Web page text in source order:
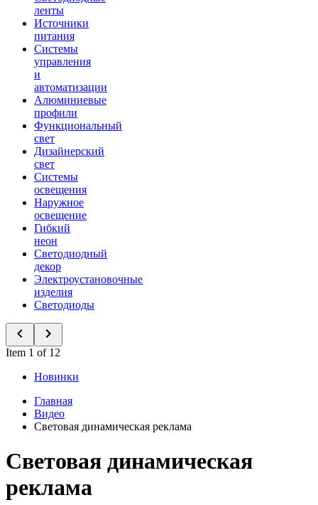
ленты
Источники
питания
Системы
управления
и
автоматизации
Алюминиевые
профили
Функциональный
свет
Дизайнерский
свет
Системы
освещения
Наружное
освещение
Гибкий
неон
Светодиодный
декор
Электроустановочные
изделия
Светодиоды
Item 1 of 12
Новинки
Главная
Видео
Световая динамическая реклама
Световая динамическая
реклама